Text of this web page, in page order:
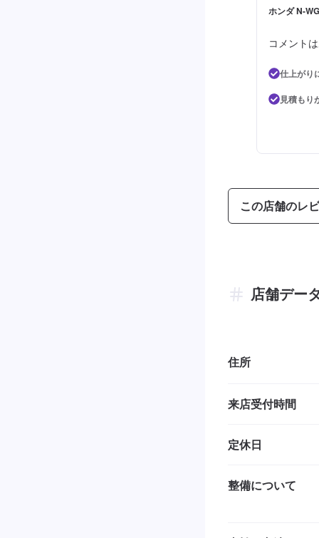
ホンダ N-
コメント
仕上がり
見積もり
この店舗のレ
店舗デー
住所
来店受付時間
定休日
整備について